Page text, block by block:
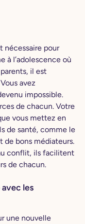
nécessaire pour
à l’adolescence où
il est
avez
impossible.
de chacun. Votre
vous mettez en
de santé, comme le
de bons médiateurs.
conflit, ils facilitent
de chacun.
les
une nouvelle